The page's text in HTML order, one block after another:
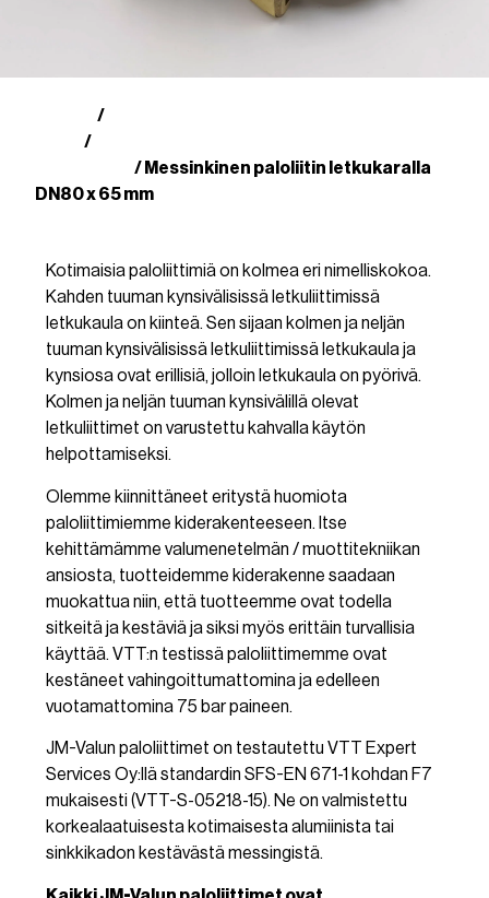
/
/
/ Messinkinen paloliitin letkukaralla
DN80 x 65 mm
Kotimaisia paloliittimiä on kolmea eri nimelliskokoa.
Kahden tuuman kynsivälisissä letkuliittimissä
letkukaula on kiinteä. Sen sijaan kolmen ja neljän
tuuman kynsivälisissä letkuliittimissä letkukaula ja
kynsiosa ovat erillisiä, jolloin letkukaula on pyörivä.
Kolmen ja neljän tuuman kynsivälillä olevat
letkuliittimet on varustettu kahvalla käytön
helpottamiseksi.
Olemme kiinnittäneet eritystä huomiota
paloliittimiemme kiderakenteeseen. Itse
kehittämämme valumenetelmän / muottitekniikan
ansiosta, tuotteidemme kiderakenne saadaan
muokattua niin, että tuotteemme ovat todella
sitkeitä ja kestäviä ja siksi myös erittäin turvallisia
käyttää. VTT:n testissä paloliittimemme ovat
kestäneet vahingoittumattomina ja edelleen
vuotamattomina 75 bar paineen.
JM-Valun paloliittimet on testautettu VTT Expert
Services Oy:llä standardin SFS-EN 671-1 kohdan F7
mukaisesti (VTT-S-05218-15). Ne on valmistettu
korkealaatuisesta kotimaisesta alumiinista tai
sinkkikadon kestävästä messingistä.